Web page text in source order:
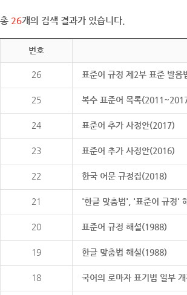
총 26개의 검색 결과가 있습니다.
번호
26 표준어 규정 제2부 표준 발
25 복수 표준어 목록
24 표준어 추가 사정안(2017)
23 표준어 추가 사정안(2016)
22 한국 어문 규정집(2018)
21 '한글 맞춤법', '표준어 규정'
20 표준어 규정 해설(1988)
19 한글 맞춤법 해설(1988)
18 국어의 로마자 표기법 일부